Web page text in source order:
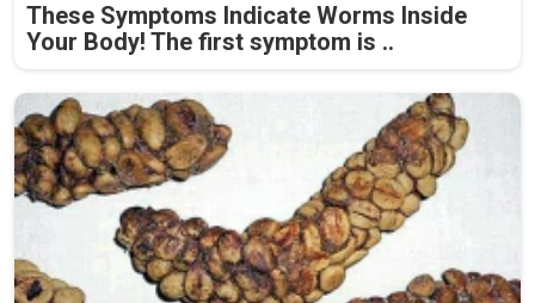
These Symptoms Indicate Worms Inside
Your Body! The first symptom is ..